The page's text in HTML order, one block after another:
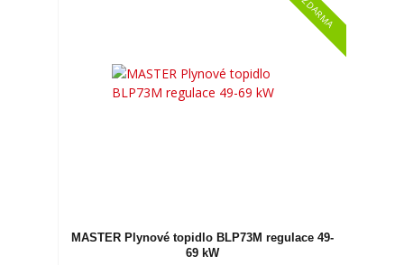
MASTER Plynové topidlo BLP73M regulace 49-
69 kW